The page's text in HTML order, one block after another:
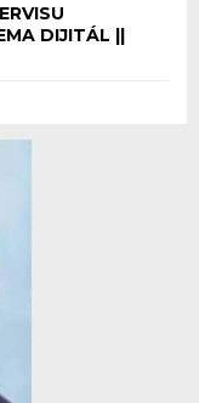
DIJITÁL ||